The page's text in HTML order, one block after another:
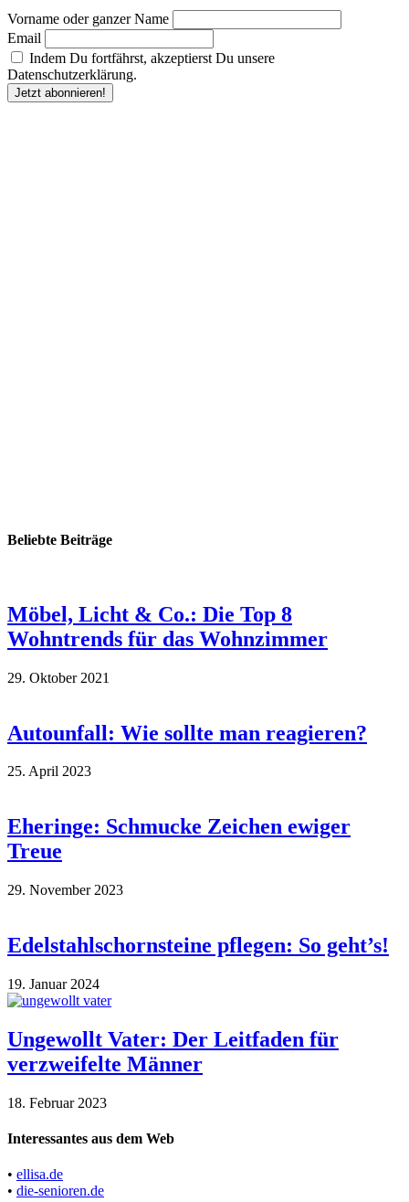
Vorname oder ganzer Name
Email
Indem Du fortfährst, akzeptierst Du unsere
Datenschutzerklärung.
Beliebte Beiträge
Möbel, Licht & Co.: Die Top 8
Wohntrends für das Wohnzimmer
29. Oktober 2021
Autounfall: Wie sollte man reagieren?
25. April 2023
Eheringe: Schmucke Zeichen ewiger
Treue
29. November 2023
Edelstahlschornsteine pflegen: So geht’s!
19. Januar 2024
Ungewollt Vater: Der Leitfaden für
verzweifelte Männer
18. Februar 2023
Interessantes aus dem Web
• ellisa.de
• die-senioren.de